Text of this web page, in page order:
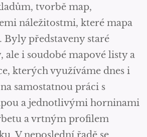
tvorbě map,
náležitostmi, které mapa
Byly představeny staré
ale i soudobé mapové listy a
kterých využíváme dnes i
samostatnou práci s
a jednotlivými horninami
a vrtným profilem
V neposlední řadě se